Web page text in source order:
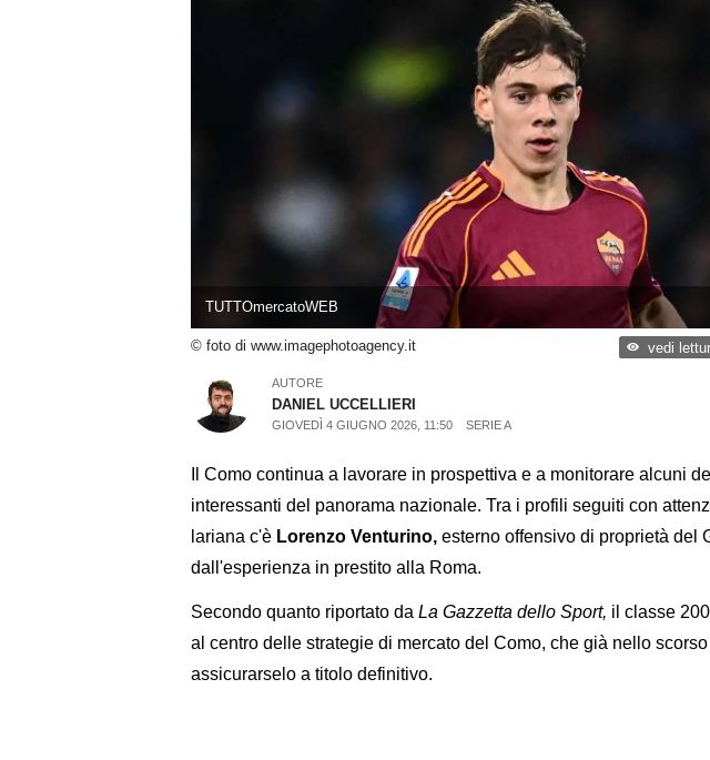
TUTTOmercatoWEB
© foto di www.imagephotoagency.it vedi
AUTORE
DANIEL UCCELLIERI
GIOVEDÌ 4 GIUGNO 2026, 11:50 SERIE A
Il Como continua a lavorare in prospettiva e a monitorare alcuni
interessanti del panorama nazionale. Tra i profili seguiti con
lariana c'è Lorenzo Venturino, esterno offensivo di proprietà del
dall'esperienza in prestito alla Roma.
Secondo quanto riportato da La Gazzetta dello Sport, il classe
al centro delle strategie di mercato del Como, che già nello
assicurarselo a titolo definitivo.